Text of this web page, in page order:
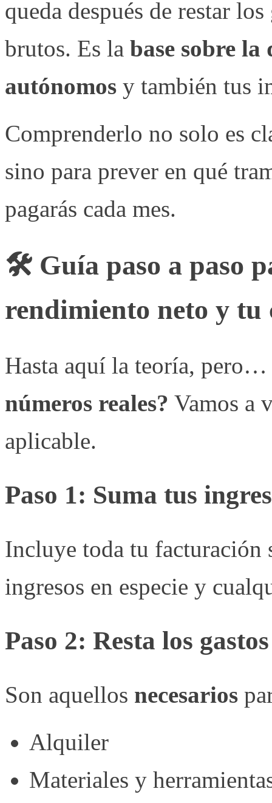
queda después de restar
brutos. Es la base sobre la
autónomos y también tus
Comprenderlo no solo es
sino para prever en qué
pagarás cada mes.
🛠️ Guía paso a paso
rendimiento neto y tu
Hasta aquí la teoría,
números reales? Vamos a
aplicable.
Paso 1: Suma tus
Incluye toda tu
ingresos en especie y
Paso 2: Resta los
Son aquellos necesarios
Alquiler
Materiales y